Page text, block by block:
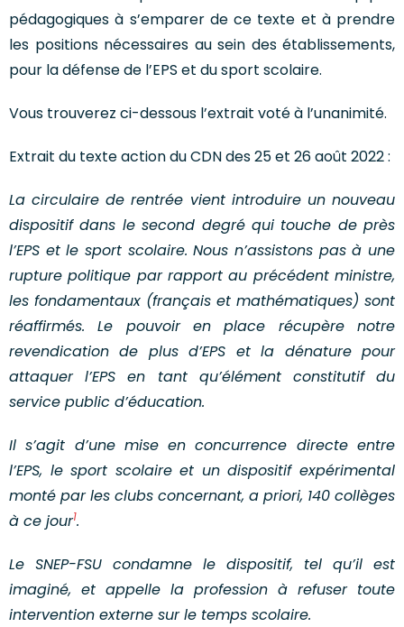
pédagogiques à s’emparer de ce texte et à prendre
les positions nécessaires au sein des établissements,
pour la défense de l’EPS et du sport scolaire.
Vous trouverez ci-dessous l’extrait voté à l’unanimité.
Extrait du texte action du CDN des 25 et 26 août 2022 :
La circulaire de rentrée vient introduire un nouveau
dispositif dans le second degré qui touche de près
l’EPS et le sport scolaire. Nous n’assistons pas à une
rupture politique par rapport au précédent ministre,
les fondamentaux (français et mathématiques) sont
réaffirmés. Le pouvoir en place récupère notre
revendication de plus d’EPS et la dénature pour
attaquer l’EPS en tant qu’élément constitutif du
service public d’éducation.
Il s’agit d’une mise en concurrence directe entre
l’EPS, le sport scolaire et un dispositif expérimental
monté par les clubs concernant, a priori, 140 collèges
à ce jour1.
Le SNEP-FSU condamne le dispositif, tel qu’il est
imaginé, et appelle la profession à refuser toute
intervention externe sur le temps scolaire.